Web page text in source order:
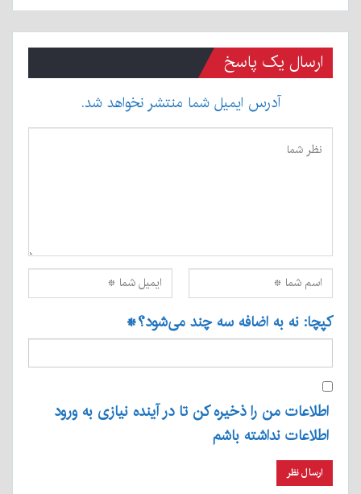
ارسال یک پاسخ
آدرس ایمیل شما منتشر نخواهد شد.
کپچا: نه به اضافه سه چند می‌شود؟*
اطلاعات من را ذخیره کن تا در آینده نیازی به ورود
اطلاعات نداشته باشم